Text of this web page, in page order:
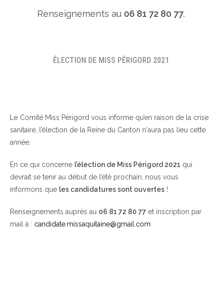
Renseignements au 06 81 72 80 77.
ÉLECTION DE MISS PÉRIGORD 2021
Le Comité Miss Périgord vous informe qu’en raison de la crise
sanitaire, l’élection de la Reine du Canton n‘aura pas lieu cette
année.
En ce qui concerne l’élection de Miss Périgord 2021 qui
devrait se tenir au début de l’été prochain, nous vous
informons que les candidatures sont ouvertes !
Renseignements auprès au 06 81 72 80 77 et inscription par
mail à : candidate.missaquitaine@gmail.com